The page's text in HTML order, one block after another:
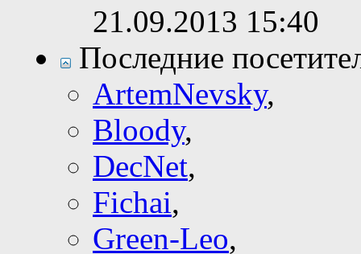
21.09.2013 15:40
Последние
ArtemNevsky,
Bloody,
DecNet,
Fichai,
Green-Leo,